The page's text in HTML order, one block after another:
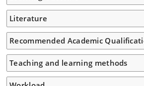
Literature
Recommended Academic
Teaching and learning methods